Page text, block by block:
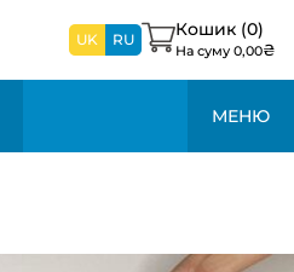
UK RU Кошик (0)
На суму 0,00₴
МЕНЮ